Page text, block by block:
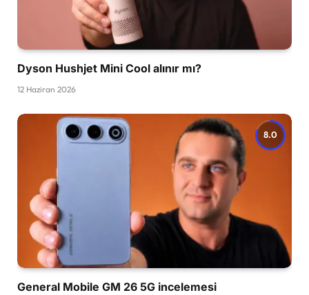
Dyson Hushjet Mini Cool alınır mı?
12 Haziran 2026
8.0
General Mobile GM 26 5G incelemesi